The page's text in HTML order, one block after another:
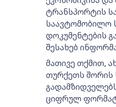
ტრანსპორტის
საავტომობილო
დოკუმენტების
შესახებ
მათივე თქმით,
თურქეთს შორის
ციფრულ